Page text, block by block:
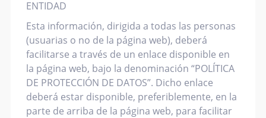
ENTIDAD
Esta información, dirigida a todas las personas
(usuarias o no de la página web), deberá
facilitarse a través de un enlace disponible en
la página web, bajo la denominación “POLÍTICA
DE PROTECCIÓN DE DATOS”. Dicho enlace
deberá estar disponible, preferiblemente, en la
parte de arriba de la página web, para facilitar